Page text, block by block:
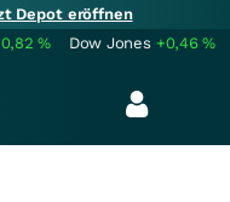
Depot eröffnen
% Dow Jones +0,46%